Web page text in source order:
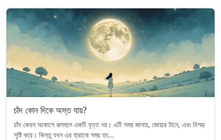
চাঁদ কোন দিকে অস্ত যায়?
চাঁদ কেবল আকাশে ঝলমলে একটি বৃত্ত নয়। এটি সময় জানায়, জোয়ার টানে, এবং বিস্ময়
সৃষ্টি করে। কিন্তু যখন এর হারানো সময় হয...